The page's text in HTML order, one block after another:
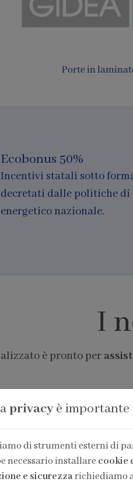
Ecobonus 50%
Incentivi statali sotto
decretati dalle politiche di
energetico nazionale.
I
è pronto per
privacy è
di strumenti esterni di
necessario installare cookie
e sicurezzarichiediamo